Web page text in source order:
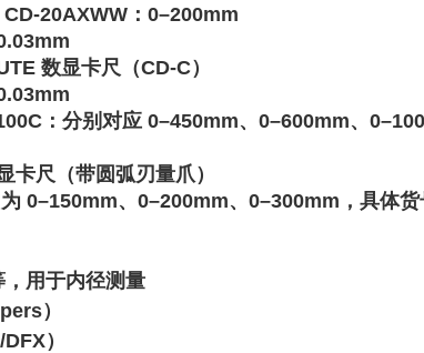
20AXWW ‌：0–200mm ‌‌
数显卡尺（CD-C）
：分别对应 0–450mm、0–600mm、
尺（带圆弧刃量爪）
0–150mm、0–200mm、0–300mm，具体货
，用于内径测量
）
）